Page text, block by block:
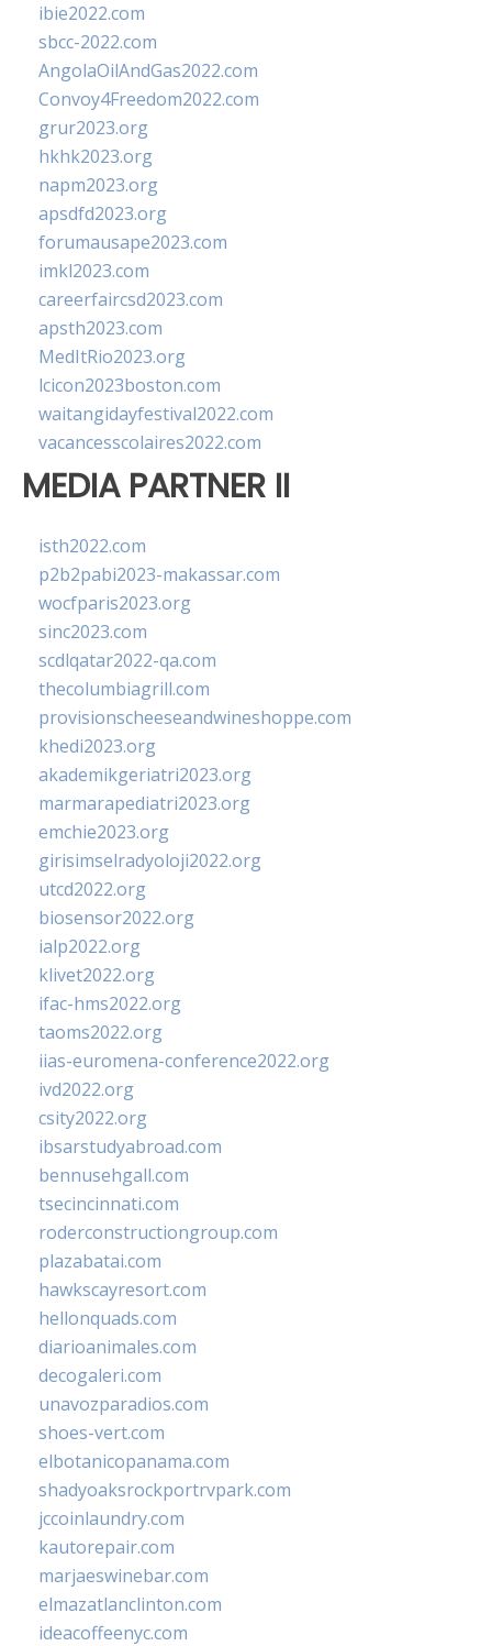
ibie2022.com
sbcc-2022.com
AngolaOilAndGas2022.com
Convoy4Freedom2022.com
grur2023.org
hkhk2023.org
napm2023.org
apsdfd2023.org
forumausape2023.com
imkl2023.com
careerfaircsd2023.com
apsth2023.com
MedItRio2023.org
lcicon2023boston.com
waitangidayfestival2022.com
vacancesscolaires2022.com
MEDIA PARTNER II
isth2022.com
p2b2pabi2023-makassar.com
wocfparis2023.org
sinc2023.com
scdlqatar2022-qa.com
thecolumbiagrill.com
provisionscheeseandwineshoppe.com
khedi2023.org
akademikgeriatri2023.org
marmarapediatri2023.org
emchie2023.org
girisimselradyoloji2022.org
utcd2022.org
biosensor2022.org
ialp2022.org
klivet2022.org
ifac-hms2022.org
taoms2022.org
iias-euromena-conference2022.org
ivd2022.org
csity2022.org
ibsarstudyabroad.com
bennusehgall.com
tsecincinnati.com
roderconstructiongroup.com
plazabatai.com
hawkscayresort.com
hellonquads.com
diarioanimales.com
decogaleri.com
unavozparadios.com
shoes-vert.com
elbotanicopanama.com
shadyoaksrockportrvpark.com
jccoinlaundry.com
kautorepair.com
marjaeswinebar.com
elmazatlanclinton.com
ideacoffeenyc.com